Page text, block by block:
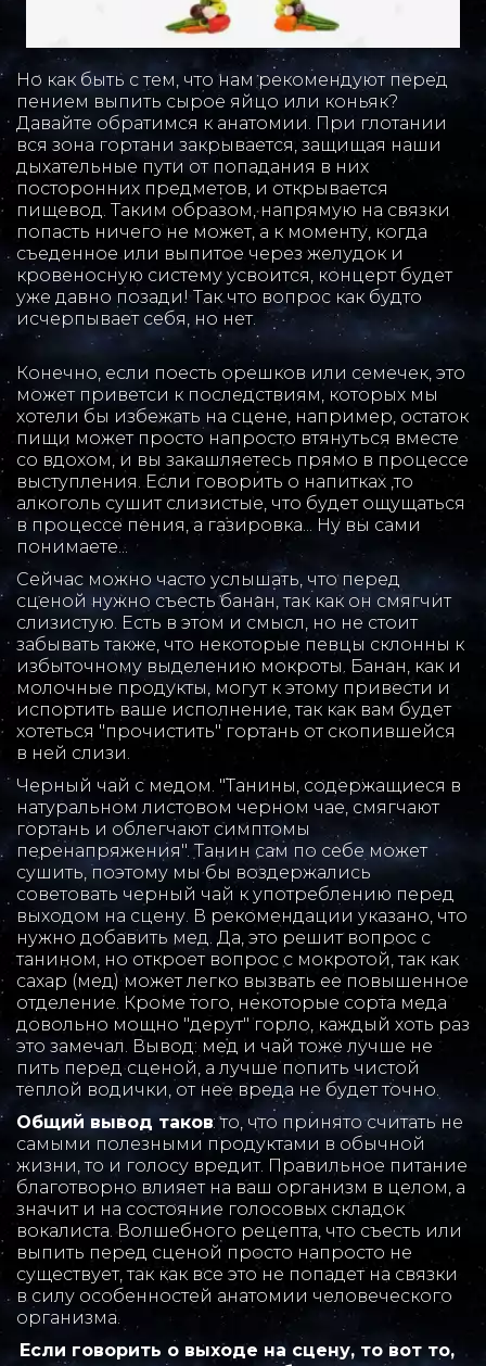
Но как быть с тем, что нам рекомендуют перед
пением выпить сырое яйцо или коньяк?
Давайте обратимся к анатомии. При глотании
вся зона гортани закрывается, защищая наши
дыхательные пути от попадания в них
посторонних предметов, и открывается
пищевод. Таким образом, напрямую на связки
попасть ничего не может, а к моменту, когда
съеденное или выпитое через желудок и
кровеносную систему усвоится, концерт будет
уже давно позади! Так что вопрос как будто
исчерпывает себя, но нет.
Конечно, если поесть орешков или семечек, это
может приветси к последствиям, которых мы
хотели бы избежать на сцене, например, остаток
пищи может просто напросто втянуться вместе
со вдохом, и вы закашляетесь прямо в процессе
выступления. Если говорить о напитках ,то
алкоголь сушит слизистые, что будет ощущаться
в процессе пения, а газировка... Ну вы сами
понимаете...
Сейчас можно часто услышать, что перед
сценой нужно съесть банан, так как он смягчит
слизистую. Есть в этом и смысл, но не стоит
забывать также, что некоторые певцы склонны к
избыточному выделению мокроты. Банан, как и
молочные продукты, могут к этому привести и
испортить ваше исполнение, так как вам будет
хотеться "прочистить" гортань от скопившейся
в ней слизи.
Черный чай с медом. "Танины, содержащиеся в
натуральном листовом черном чае, смягчают
гортань и облегчают симптомы
перенапряжения". Танин сам по себе может
сушить, поэтому мы бы воздержались
советовать черный чай к употреблению перед
выходом на сцену. В рекомендации указано, что
нужно добавить мед. Да, это решит вопрос с
танином, но откроет вопрос с мокротой, так как
сахар (мед) может легко вызвать ее повышенное
отделение. Кроме того, некоторые сорта меда
довольно мощно "дерут" горло, каждый хоть раз
это замечал. Вывод: мед и чай тоже лучше не
пить перед сценой, а лучше попить чистой
теплой водички, от нее вреда не будет точно.
Общий вывод таков: то, что принято считать не
самыми полезными продуктами в обычной
жизни, то и голосу вредит. Правильное питание
благотворно влияет на ваш организм в целом, а
значит и на состояние голосовых складок
вокалиста. Волшебного рецепта, что съесть или
выпить перед сценой просто напросто не
существует, так как все это не попадет на связки
в силу особенностей анатомии человеческого
организма.
Если говорить о выходе на сцену, то вот то,